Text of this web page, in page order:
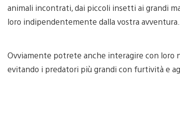
animali incontrati, dai piccoli insetti ai grandi
loro indipendentemente dalla vostra avventura.
Ovviamente potrete anche interagire con loro
evitando i predatori più grandi con furtività e